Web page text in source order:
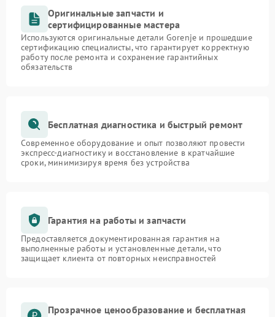
Оригинальные запчасти и
сертифицированные мастера
Используются оригинальные детали Gorenje и прошедшие
сертификацию специалисты, что гарантирует корректную
работу после ремонта и сохранение гарантийных
обязательств
Бесплатная диагностика и быстрый ремонт
Современное оборудование и опыт позволяют провести
экспресс-диагностику и восстановление в кратчайшие
сроки, минимизируя время без устройства
Гарантия на работы и запчасти
Предоставляется документированная гарантия на
выполненные работы и установленные детали, что
защищает клиента от повторных неисправностей
Прозрачное ценообразование и бесплатная